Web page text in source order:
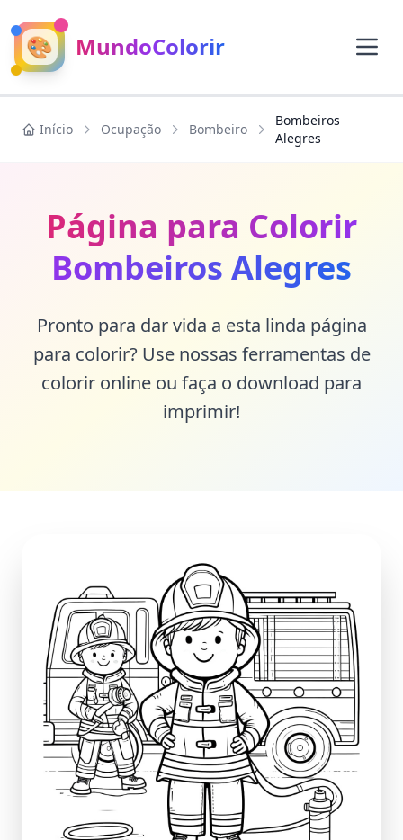
🎨 MundoColorir
Início Ocupação Bombeiro
Bombeiros
Alegres
Página para Colorir
Bombeiros Alegres
Pronto para dar vida a esta linda página
para colorir? Use nossas ferramentas de
colorir online ou faça o download para
imprimir!